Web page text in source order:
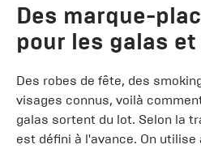
Des marque-
pour les galas
Des robes de fête, des
visages connus, voilà
galas sortent du lot. Selon la
est défini à l'avance. On